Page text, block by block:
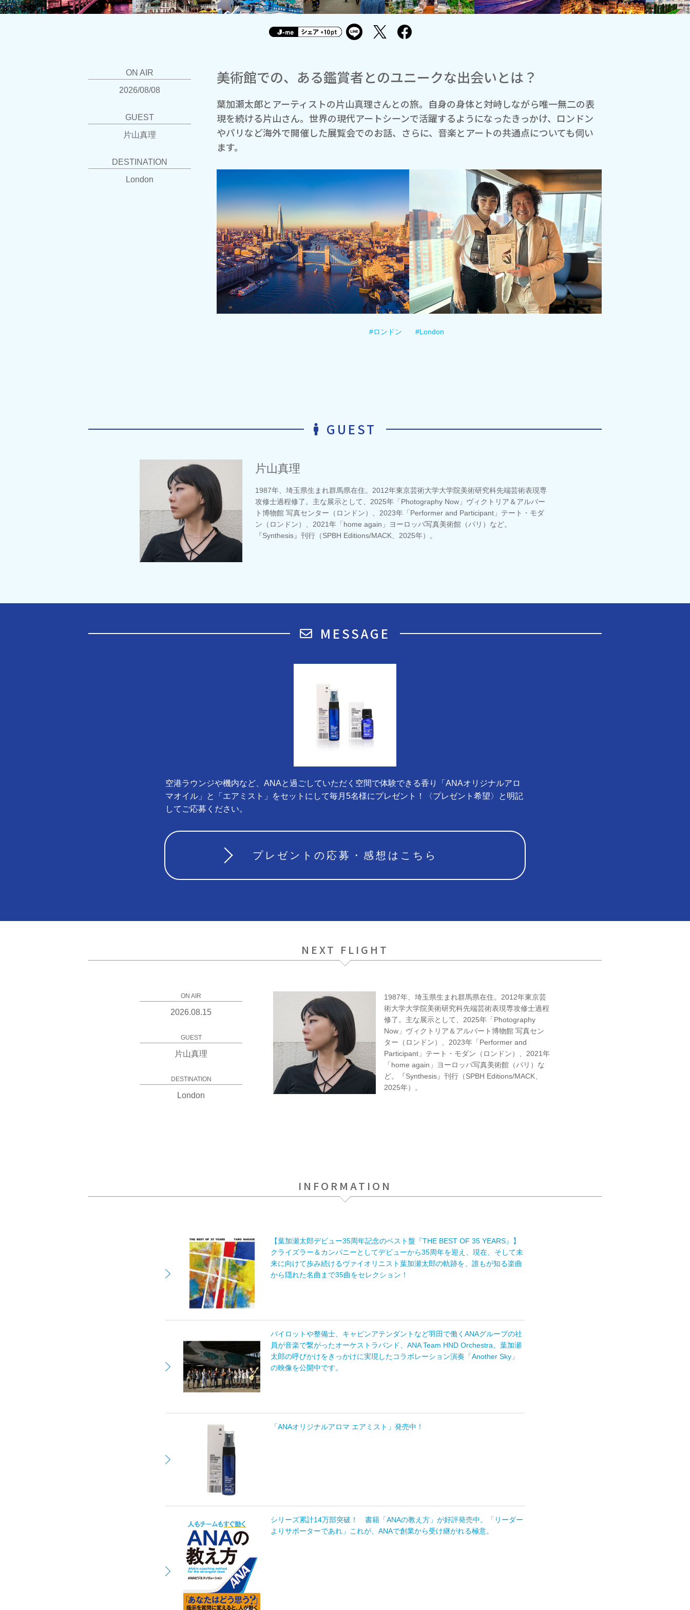
ON AIR
2026/08/08
GUEST
片山真理
DESTINATION
London
美術館での、ある鑑賞者とのユニークな出会いとは？
葉加瀬太郎とアーティストの片山真理さんとの旅。自身の身体と対峙しながら唯一無二の表
現を続ける片山さん。世界の現代アートシーンで活躍するようになったきっかけ、ロンドン
やパリなど海外で開催した展覧会でのお話、さらに、音楽とアートの共通点についても伺い
ます。
#ロンドン #London
GUEST
片山真理
1987年、埼玉県生まれ群馬県在住。2012年東京芸術大学大学院美術研究科先端芸術表現専
攻修士過程修了。主な展示として、2025年「Photography Now」ヴィクトリア＆アルバー
ト博物館 写真センター（ロンドン）、2023年「Performer and Participant」テート・モダ
ン（ロンドン）、2021年「home again」ヨーロッパ写真美術館（パリ）など。
『Synthesis』刊行（SPBH Editions/MACK、2025年）。
MESSAGE
空港ラウンジや機内など、ANAと過ごしていただく空間で体験できる香り「ANAオリジナルアロ
マオイル」と「エアミスト」をセットにして毎月5名様にプレゼント！〈プレゼント希望〉と明記
してご応募ください。
プレゼントの応募・感想はこちら
NEXT FLIGHT
ON AIR
2026.08.15
GUEST
片山真理
DESTINATION
London
1987年、埼玉県生まれ群馬県在住。2012年東京芸
術大学大学院美術研究科先端芸術表現専攻修士過程
修了。主な展示として、2025年「Photography
Now」ヴィクトリア＆アルバート博物館 写真セン
ター（ロンドン）、2023年「Performer and
Participant」テート・モダン（ロンドン）、2021年
「home again」ヨーロッパ写真美術館（パリ）な
ど。『Synthesis』刊行（SPBH Editions/MACK、
2025年）。
INFORMATION
【葉加瀬太郎デビュー35周年記念のベスト盤『THE BEST OF 35 YEARS』】
クライズラー＆カンパニーとしてデビューから35周年を迎え、現在、そして未
来に向けて歩み続けるヴァイオリニスト葉加瀬太郎の軌跡を、誰もが知る楽曲
から隠れた名曲まで35曲をセレクション！
パイロットや整備士、キャビンアテンダントなど羽田で働くANAグループの社
員が音楽で繋がったオーケストラバンド、ANA Team HND Orchestra。葉加瀬
太郎の呼びかけをきっかけに実現したコラボレーション演奏「Another Sky」
の映像を公開中です。
「ANAオリジナルアロマ エアミスト」発売中！
シリーズ累計14万部突破！ 書籍「ANAの教え方」が好評発売中。「リーダー
よりサポーターであれ」これが、ANAで創業から受け継がれる極意。